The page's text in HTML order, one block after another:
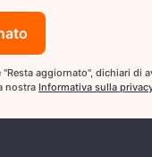
aggiornato", dichiari di
nostra Informativa sulla